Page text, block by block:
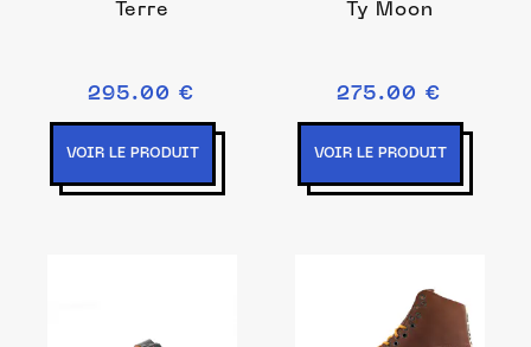
Terre
295.00 €
VOIR LE PRODUIT
Ty Moon
275.00 €
VOIR LE PRODUIT